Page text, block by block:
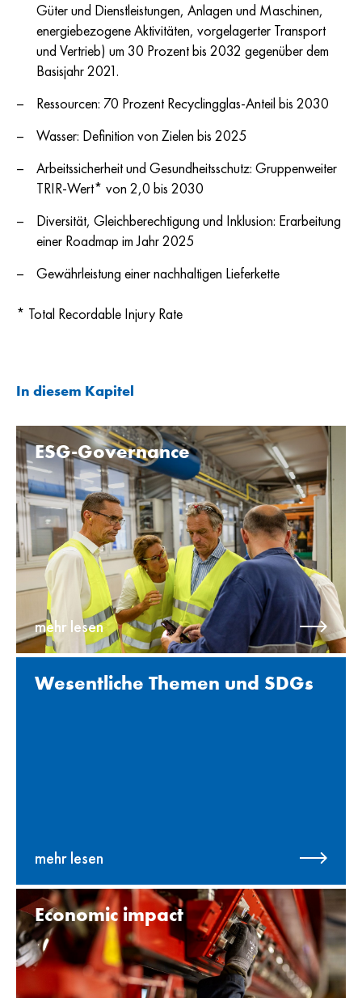
Güter und Dienstleistungen, Anlagen und Maschinen,
energiebezogene Aktivitäten, vorgelagerter Transport
und Vertrieb) um 30 Prozent bis 2032 gegenüber dem
Basisjahr 2021.
Ressourcen: 70 Prozent Recyclingglas-Anteil bis 2030
Wasser: Definition von Zielen bis 2025
Arbeitssicherheit und Gesundheitsschutz: Gruppenweiter
TRIR-Wert* von 2,0 bis 2030
Diversität, Gleichberechtigung und Inklusion: Erarbeitung
einer Roadmap im Jahr 2025
Gewährleistung einer nachhaltigen Lieferkette
* Total Recordable Injury Rate
In diesem Kapitel
ESG-Governance
mehr lesen
Wesentliche Themen und SDGs
mehr lesen
Economic impact